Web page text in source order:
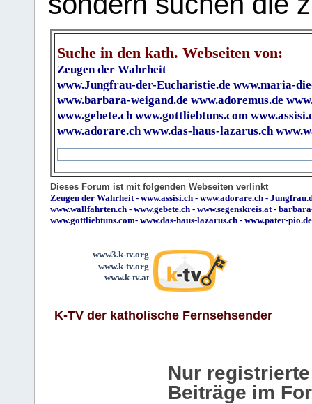
Suche in den kath. Webseiten von:
Zeugen der Wahrheit
www.Jungfrau-der-Eucharistie.de www.maria-
www.barbara-weigand.de www.adoremus.de
www.gebete.ch www.gottliebtuns.com
www.adorare.ch www.das-haus-lazarus.ch
Dieses Forum ist mit folgenden Webseiten verlinkt
Zeugen der Wahrheit - www.assisi.ch - www.adorare.ch -
www.wallfahrten.ch - www.gebete.ch - www.segenskreis.at -
www.gottliebtuns.com- www.das-haus-lazarus.ch - www.pater-pio.de
www3.k-tv.org
www.k-tv.org
www.k-tv.at
K-TV der katholische Fernsehsender
Nur
Beiträge im